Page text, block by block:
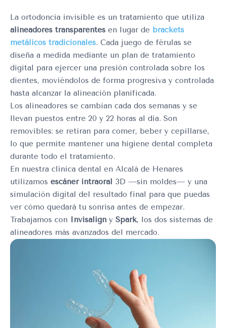
La ortodoncia invisible es un tratamiento que utiliza
alineadores transparentes en lugar de brackets
metálicos tradicionales. Cada juego de férulas se
diseña a medida mediante un plan de tratamiento
digital para ejercer una presión controlada sobre los
dientes, moviéndolos de forma progresiva y controlada
hasta alcanzar la alineación planificada.
Los alineadores se cambian cada dos semanas y se
llevan puestos entre 20 y 22 horas al día. Son
removibles: se retiran para comer, beber y cepillarse,
lo que permite mantener una higiene dental completa
durante todo el tratamiento.
En nuestra clínica dental en Alcalá de Henares
utilizamos escáner intraoral
3D —sin moldes— y una
simulación digital del resultado final para que puedas
ver cómo quedará tu sonrisa antes de empezar.
Trabajamos con
Invisalign y Spark, los dos sistemas de
alineadores más avanzados del mercado.